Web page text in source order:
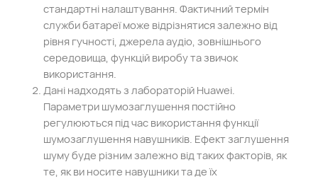
стандартні налаштування. Фактичний термін
служби батареї може відрізнятися залежно від
рівня гучності, джерела аудіо, зовнішнього
середовища, функцій виробу та звичок
використання.
Дані надходять з лабораторій Huawei.
Параметри шумозаглушення постійно
регулюються під час використання функції
шумозаглушення навушників. Ефект заглушення
шуму буде різним залежно від таких факторів, як
те, як ви носите навушники та де їх